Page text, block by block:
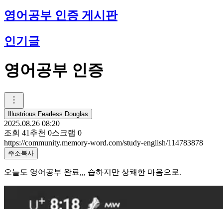
영어공부 인증 게시판
인기글
영어공부 인증
Illustrious Fearless Douglas
2025.08.26 08:20
조회 41 추천 0스크랩 0
https://community.memory-word.com/study-english/114783878
주소복사
오늘도 영어공부 완료,,, 습하지만 상쾌한 마음으로.